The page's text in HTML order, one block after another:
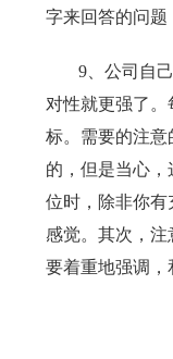
字来回答的问题
9、公司自
对性就更强了
标。需要的注
的，但是当心
位时，除非你有
感觉。其次，注
要着重地强调，